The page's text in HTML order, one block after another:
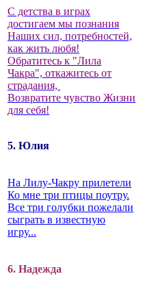
С детства в играх
достигаем мы познания
Наших сил, потребностей,
как жить любя!
Обратитесь к "Лила
Чакра", откажитесь от
страдания,
Возвратите чувство Жизни
для себя!
5. Юлия
На Лилу-Чакру прилетели
Ко мне три птицы поутру.
Все три голубки пожелали
сыграть в известную
игру...
6. Надежда